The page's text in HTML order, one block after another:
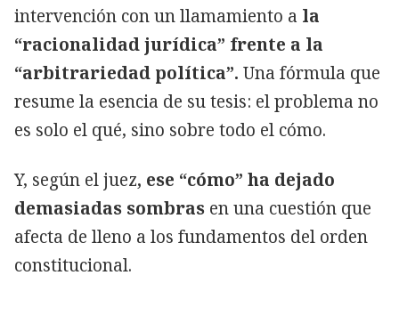
intervención con un llamamiento a la
“racionalidad jurídica” frente a la
“arbitrariedad política”. Una fórmula que
resume la esencia de su tesis: el problema no
es solo el qué, sino sobre todo el cómo.
Y, según el juez, ese “cómo” ha dejado
demasiadas sombras en una cuestión que
afecta de lleno a los fundamentos del orden
constitucional.